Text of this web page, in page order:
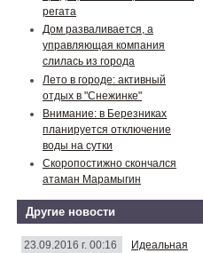
регата
Дом разваливается, а
управляющая компания
слилась из города
Лето в городе: активный
отдых в "Снежинке"
Внимание: в Березниках
планируется отключение
воды на сутки
Скоропостижно скончался
атаман Марамыгин
Другие новости
23.09.2016 г. 00:16
Идеальная